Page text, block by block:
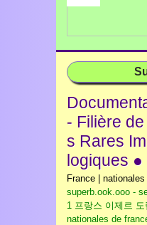
- Filière
s Rares
logiques ●
France | nationales
superb.ook.ooo -
1 프랑스 이제르
nationales de